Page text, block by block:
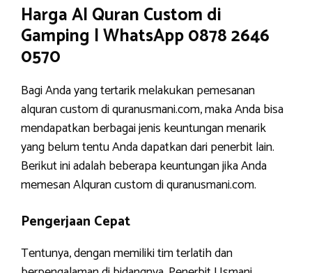
Harga Al Quran Custom di
Gamping | WhatsApp 0878 2646
0570
Bagi Anda yang tertarik melakukan pemesanan
alquran custom di quranusmani.com, maka Anda bisa
mendapatkan berbagai jenis keuntungan menarik
yang belum tentu Anda dapatkan dari penerbit lain.
Berikut ini adalah beberapa keuntungan jika Anda
memesan Alquran custom di quranusmani.com.
Pengerjaan Cepat
Tentunya, dengan memiliki tim terlatih dan